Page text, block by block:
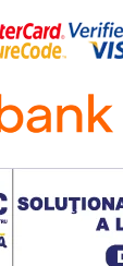
1"
1/2
3/4